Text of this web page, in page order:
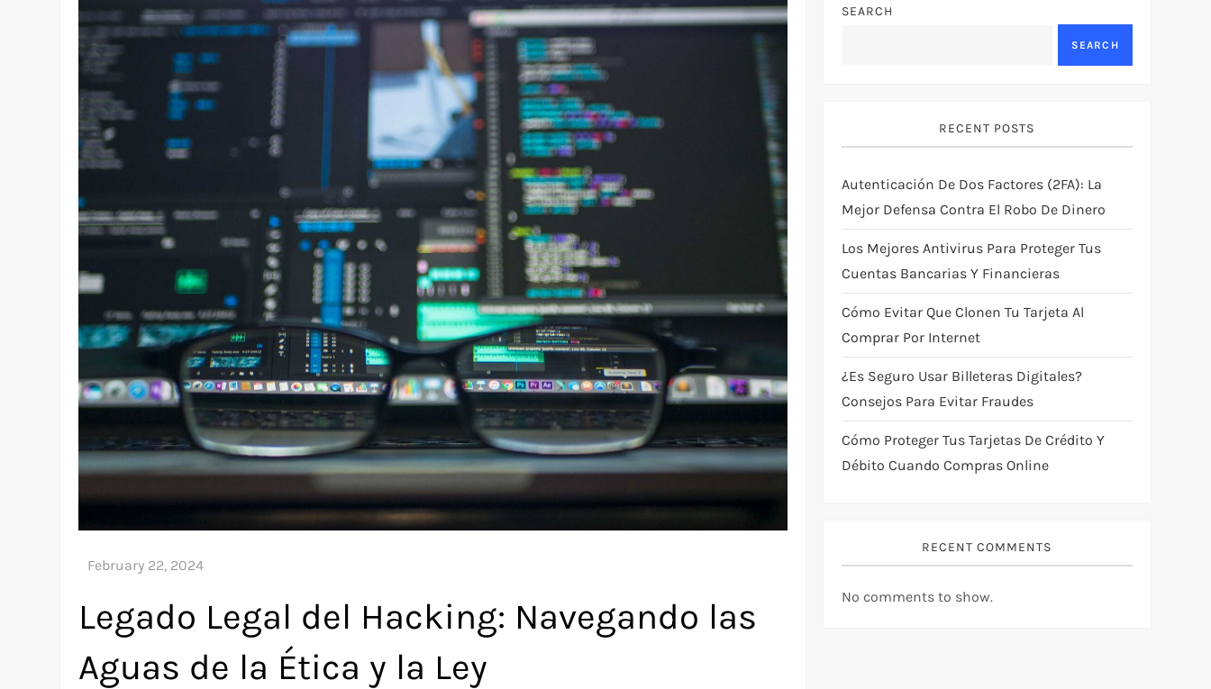
Legado Legal del Hacking: Navegando las
Aguas de la Ética y la Ley
SEARCH
SEARCH
RECENT POSTS
Autenticación De Dos Factores (2FA): La
Mejor Defensa Contra El Robo De Dinero
Los Mejores Antivirus Para Proteger Tus
Cuentas Bancarias Y Financieras
Cómo Evitar Que Clonen Tu Tarjeta Al
Comprar Por Internet
¿Es Seguro Usar Billeteras Digitales?
Consejos Para Evitar Fraudes
Cómo Proteger Tus Tarjetas De Crédito Y
Débito Cuando Compras Online
RECENT COMMENTS
No comments to show.